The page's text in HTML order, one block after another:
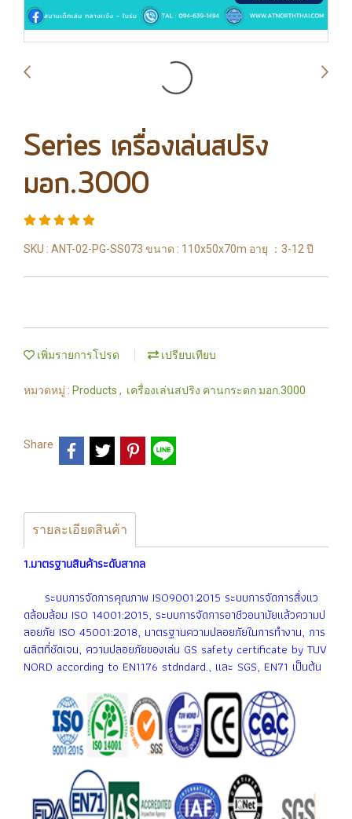
Series เครื่องเล่นสปริง
มอก.3000
SKU : ANT-02-PG-SS073 ขนาด : 110x50x70m อายุ ：3-12 ปี
เพิ่มรายการโปรด เปรียบเทียบ
หมวดหมู่ : Products , เครื่องเล่นสปริง คานกระดก มอก.3000
Share
รายละเอียดสินค้า
1.มาตรฐานสินค้าระดับสากล
ระบบการจัดการคุณภาพ ISO9001:2015 ระบบการจัดการสื่งเเว
ดล้อมล้อม ISO 14001:2015, ระบบการจัดการอาชีวอนามัยเเล้วความป
ลอยภัย ISO 45001:2018, มาตรฐานความปลอยภัยในการทำงาน, การ
ผลิตที่ชัดเจน, ความปลอยภัยของเล่น GS safety certificate by TUV
NORD according to EN1176 stdndard., เเละ SGS, EN71 เป็นต้น